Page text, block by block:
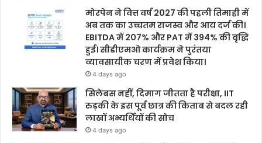
मोरपेन ने वित्त वर्ष 2027 की पहली तिमाही में
अब तक का उच्चतम राजस्व और आय दर्ज की।
EBITDA में 207% और PAT में 394% की वृद्धि
हुई। सीडीएमओ कार्यक्रम ने पुरंतया
व्यावसायीक चरण में प्रवेश किया।
4 days ago
सिलेबस नहीं, दिमाग जीतता है परीक्षा, IIT
रुड़की के इस पूर्व छात्र की किताब से बदल रही
लाखों अभ्यर्थियों की सोच
4 days ago